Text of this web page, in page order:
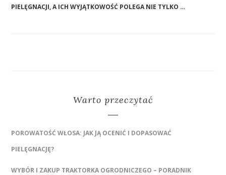
PIELĘGNACJI, A ICH WYJĄTKOWOŚĆ POLEGA NIE TYLKO …
Warto przeczytać
POROWATOŚĆ WŁOSA: JAK JĄ OCENIĆ I DOPASOWAĆ
PIELĘGNACJĘ?
WYBÓR I ZAKUP TRAKTORKA OGRODNICZEGO – PORADNIK